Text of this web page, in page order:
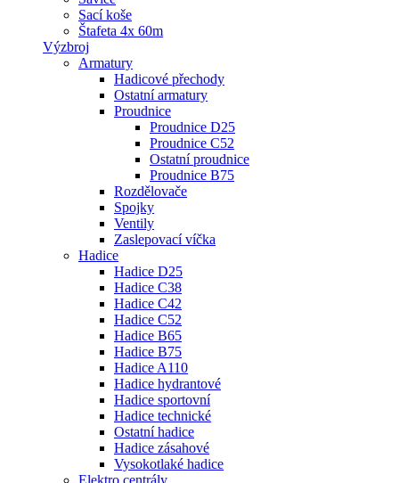
Sací koše
Štafeta 4x 60m
Výzbroj
Armatury
Hadicové přechody
Ostatní armatury
Proudnice
Proudnice D25
Proudnice C52
Ostatní proudnice
Proudnice B75
Rozdělovače
Spojky
Ventily
Zaslepovací víčka
Hadice
Hadice D25
Hadice C38
Hadice C42
Hadice C52
Hadice B65
Hadice B75
Hadice A110
Hadice hydrantové
Hadice sportovní
Hadice technické
Ostatní hadice
Hadice zásahové
Vysokotlaké hadice
Elektro centrály